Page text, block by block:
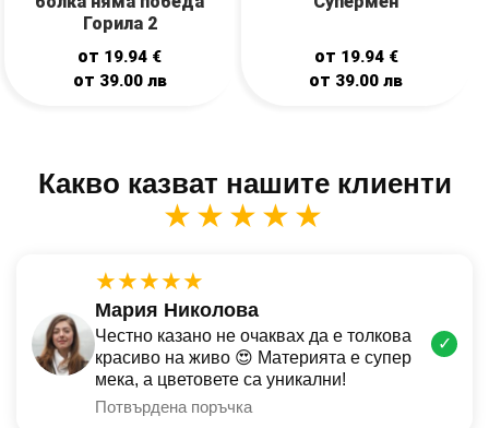
Горила 2
от 19.94 €
от 39.00 лв
от 19.94 €
от 39.00лв
Какво казват нашите клиенти
★★★★★
★★★★★
Мария Николова
Честно казано не очаквах да е толкова
красиво на живо 😍 Материята е супер
мека, а цветовете са уникални!
Потвърдена поръчка
✓